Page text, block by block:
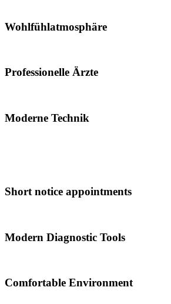
Wohlfühlatmosphäre
Professionelle Ärzte
Moderne Technik
Short notice appointments
Modern Diagnostic Tools
Comfortable Environment